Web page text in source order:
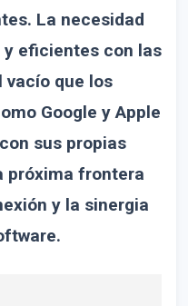
La necesidad
eficientes con las
vacío que los
Google y Apple
sus propias
próxima frontera
y la sinergia